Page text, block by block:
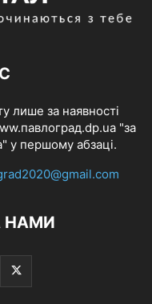
лише за наявності
"за
у першому абзаці.
НАМИ